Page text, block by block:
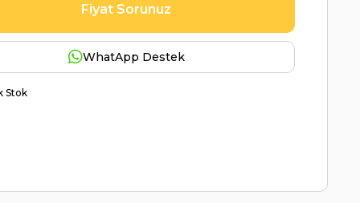
Fiyat Sorunuz
WhatApp Destek
Stok